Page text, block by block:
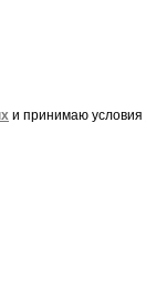
и принимаю условия